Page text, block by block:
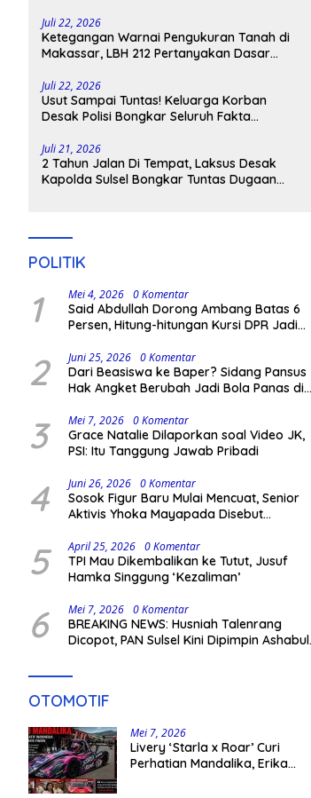
Juli 22, 2026
Ketegangan Warnai Pengukuran Tanah di
Makassar, LBH 212 Pertanyakan Dasar
Polisi
Juli 22, 2026
Usut Sampai Tuntas! Keluarga Korban
Desak Polisi Bongkar Seluruh Fakta
Juli 21, 2026
2 Tahun Jalan Di Tempat, Laksus Desak
Kapolda Sulsel Bongkar Tuntas Dugaan
POLITIK
1 Mei 4, 2026 0 Komentar
Said Abdullah Dorong Ambang Batas 6
Persen, Hitung-hitungan Kursi DPR Jadi
2 Juni 25, 2026 0 Komentar
Dari Beasiswa ke Baper? Sidang Pansus
Hak Angket Berubah Jadi Bola Panas di
3 Mei 7, 2026 0 Komentar
Grace Natalie Dilaporkan soal Video JK,
PSI: Itu Tanggung Jawab Pribadi
4 Juni 26, 2026 0 Komentar
Sosok Figur Baru Mulai Mencuat, Senior
Aktivis Yhoka Mayapada Disebut
pada Pilkada 2029
5 April 25, 2026 0 Komentar
TPI Mau Dikembalikan ke Tutut, Jusuf
Hamka Singgung ‘Kezaliman’
6 Mei 7, 2026 0 Komentar
BREAKING NEWS: Husniah Talenrang
Dicopot, PAN Sulsel Kini Dipimpin Ashabul
OTOMOTIF
Mei 7, 2026
Livery ‘Starla x Roar’ Curi
Perhatian Mandalika, Erika